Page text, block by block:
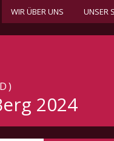
WIR ÜBER UNS UNSER
2024